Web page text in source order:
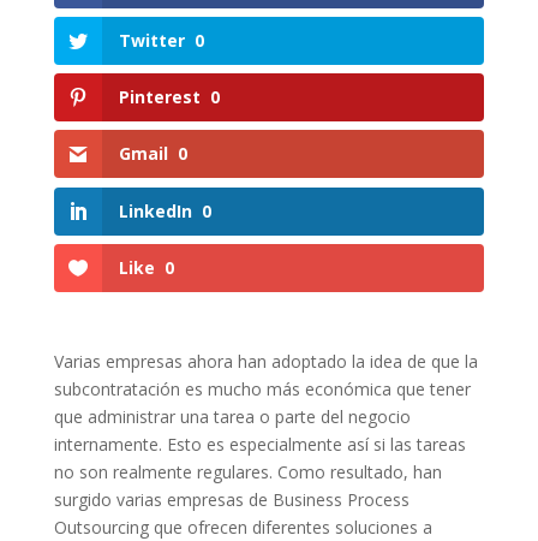
Twitter 0
Pinterest 0
Gmail 0
LinkedIn 0
Like 0
Varias empresas ahora han adoptado la idea de que la
subcontratación es mucho más económica que tener
que administrar una tarea o parte del negocio
internamente. Esto es especialmente así si las tareas
no son realmente regulares. Como resultado, han
surgido varias empresas de Business Process
Outsourcing que ofrecen diferentes soluciones a